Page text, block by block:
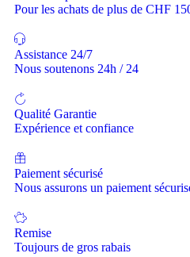
Pour les achats de plus de CHF
Assistance 24/7
Nous soutenons 24h / 24
Qualité Garantie
Expérience et confiance
Paiement sécurisé
Nous assurons un paiement
Remise
Toujours de gros rabais